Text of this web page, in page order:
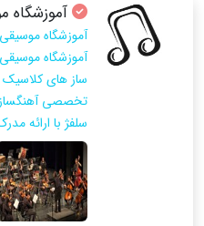
آموزشگاه
آموزشگاه
آموزشگاه
ساز های کلاسیک
تخصصی
سلفژ با ارائه